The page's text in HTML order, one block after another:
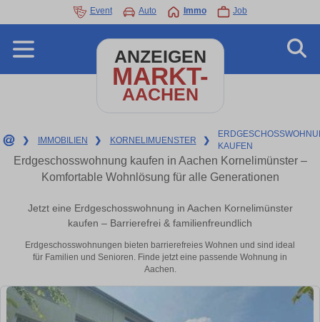
Event Auto Immo Job
ANZEIGEN
MARKT-
AACHEN
❯ IMMOBILIEN ❯ KORNELIMUENSTER ❯
KAUFEN
Erdgeschosswohnung kaufen in Aachen Kornelimünster –
Komfortable Wohnlösung für alle Generationen
Jetzt eine Erdgeschosswohnung in Aachen Kornelimünster
kaufen – Barrierefrei & familienfreundlich
Erdgeschosswohnungen bieten barrierefreies Wohnen und sind ideal
für Familien und Senioren. Finde jetzt eine passende Wohnung in
Aachen.